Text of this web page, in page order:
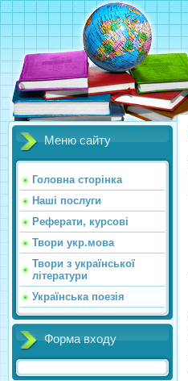
Меню сайту
Головна сторінка
Наші послуги
Реферати, курсові
Твори укр.мова
Твори з української
літератури
Українська поезія
Форма входу